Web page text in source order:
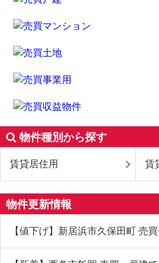
物件種別から探す
賃貸居住用 賃
物件更新情報
【値下げ】新居浜市久保田町 売